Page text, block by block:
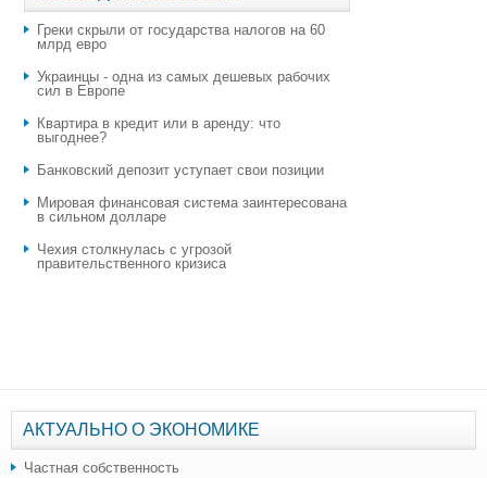
Греки скрыли от государства налогов на 60
млрд евро
Украинцы - одна из самых дешевых рабочих
сил в Европе
Квартира в кредит или в аренду: что
выгоднее?
​Банковский депозит уступает свои позиции
Мировая финансовая система заинтересована
в сильном долларе
Чехия столкнулась с угрозой
правительственного кризиса
АКТУАЛЬНО О ЭКОНОМИКЕ
Частная собственность